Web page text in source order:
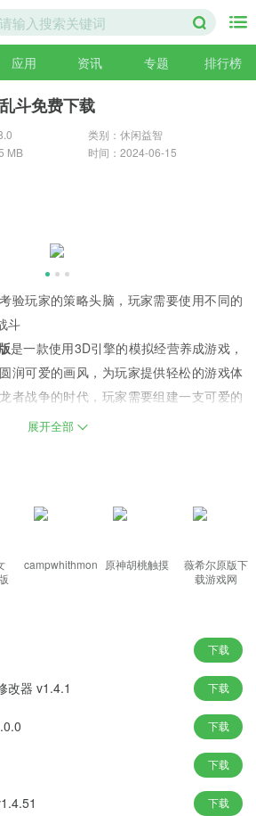
应用 资讯 专题 排行榜
斗免费下载
类别：休闲益智
MB
时间：2024-06-15
验玩家的策略头脑，玩家需要使用不同的
斗
是一款使用3D引擎的模拟经营养成游戏，
润可爱的画风，为玩家提供轻松的游戏体
者战争的时代，玩家需要组建一支可爱的
载安装是一款模拟经营游戏，玩家将扮演
生具有新属性的可爱龙。
配，繁育出全新的萌龙，为萌龙繁殖开启
，让玩家轻松上手，体验回合制恐龙对战
让玩家身临其境，让玩家不断养成属于自
技能可供玩家解锁和使用，使用各种技能
，助你顺利冒险，通过建造建筑顺利打造
展开全部
campwhithmon 原神胡桃触摸
薇希尔原版下
载游戏网
下载
改器 v1.4.1 下载
下载
下载
下载